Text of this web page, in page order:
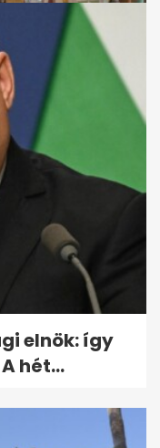
elnök: így
hét...